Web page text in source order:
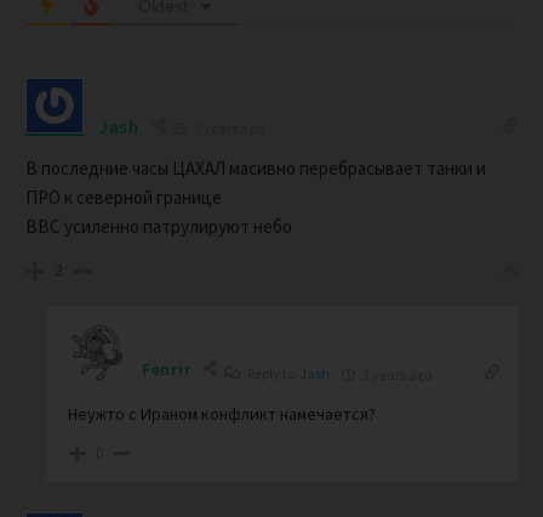
Jash
В последние часы ЦАХАЛ масивно перебрасывает танки и
ПРО к северной границе
ВВС усиленно патрулируют небо
2
Fenrir Jash
Неужто с Ираном конфликт намечается?